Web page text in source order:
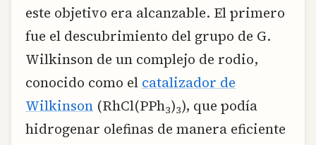
este objetivo era alcanzable. El primero
fue el descubrimiento del grupo de G.
Wilkinson de un complejo de rodio,
conocido como el catalizador de
Wilkinson (RhCl(PPh3​)3​), que podía
hidrogenar olefinas de manera eficiente